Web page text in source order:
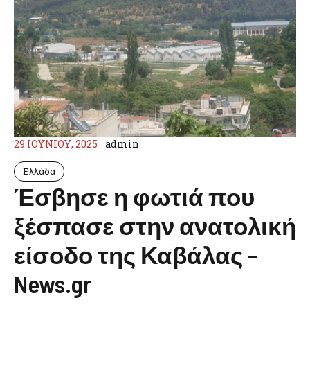
29 ΙΟΥΝΊΟΥ, 2025 admin
Ελλάδα
Έσβησε η φωτιά που
ξέσπασε στην ανατολική
είσοδο της Καβάλας –
News.gr